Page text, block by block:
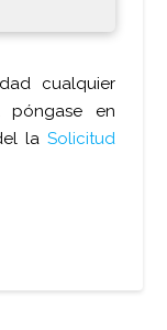
cualquier
póngase en
la Solicitud